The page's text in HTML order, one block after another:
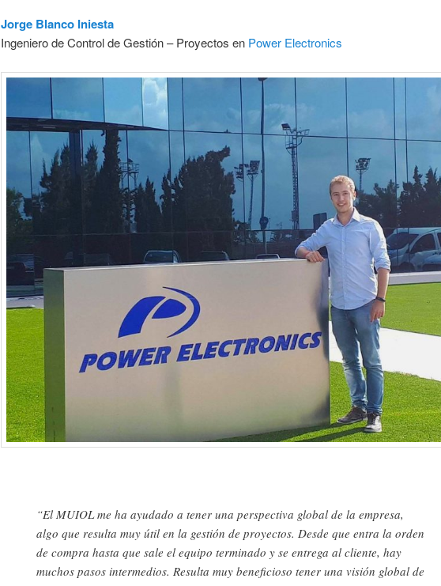
Jorge Blanco Iniesta
Ingeniero de Control de Gestión – Proyectos en Power Electronics
“El MUIOL me ha ayudado a tener una perspectiva global de la empresa,
algo que resulta muy útil en la gestión de proyectos. Desde que entra la orden
de compra hasta que sale el equipo terminado y se entrega al cliente, hay
muchos pasos intermedios. Resulta muy beneficioso tener una visión global de